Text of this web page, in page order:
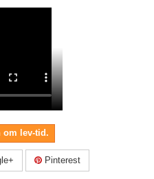
om lev-tid.
Pinterest